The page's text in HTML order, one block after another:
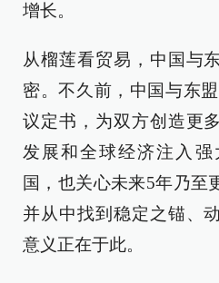
增长。
从榴莲看贸易，中国与
密。不久前，中国与东
议定书，为双方创造更
发展和全球经济注入
国，也关心未来5年乃至
并从中找到稳定之锚、
意义正在于此。